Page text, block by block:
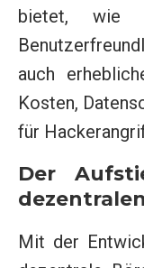
bietet, wie
auch
Kosten,
für
Der
Mit der